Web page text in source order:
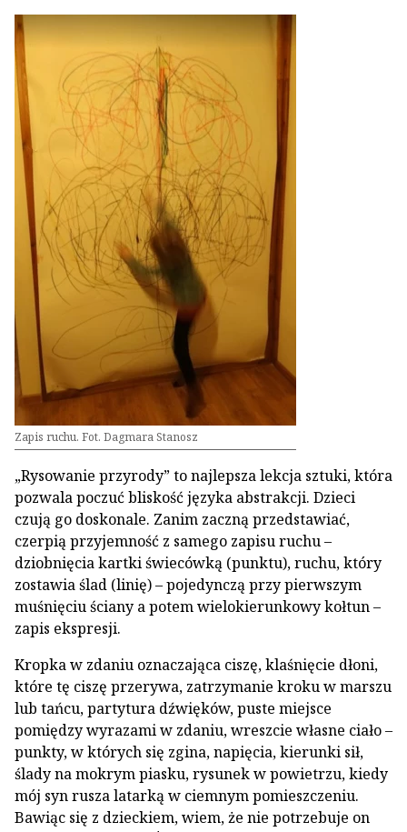
Zapis ruchu. Fot. Dagmara Stanosz
„Rysowanie przyrody” to najlepsza lekcja sztuki, która
pozwala poczuć bliskość języka abstrakcji. Dzieci
czują go doskonale. Zanim zaczną przedstawiać,
czerpią przyjemność z samego zapisu ruchu –
dziobnięcia kartki świecówką (punktu), ruchu, który
zostawia ślad (linię) – pojedynczą przy pierwszym
muśnięciu ściany a potem wielokierunkowy kołtun –
zapis ekspresji.
Kropka w zdaniu oznaczająca ciszę, klaśnięcie dłoni,
które tę ciszę przerywa, zatrzymanie kroku w marszu
lub tańcu, partytura dźwięków, puste miejsce
pomiędzy wyrazami w zdaniu, wreszcie własne ciało –
punkty, w których się zgina, napięcia, kierunki sił,
ślady na mokrym piasku, rysunek w powietrzu, kiedy
mój syn rusza latarką w ciemnym pomieszczeniu.
Bawiąc się z dzieckiem, wiem, że nie potrzebuje on